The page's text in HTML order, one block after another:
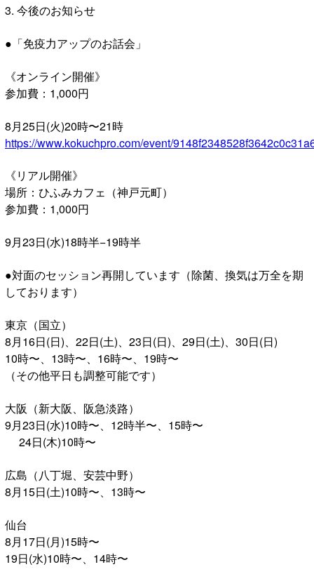
3. 今後のお知らせ
●「免疫力アップのお話会」
《オンライン開催》
参加費：1,000円
8月25日(火)20時〜21時
https://www.kokuchpro.com/event/
《リアル開催》
場所：ひふみカフェ（神戸元町）
参加費：1,000円
9月23日(水)18時半−19時半
●対面のセッション再開しています（除菌、換気は万全を期
しております）
東京（国立）
8月16日(日)、22日(土)、23日(日)、29日(土)、30日(日)
10時〜、13時〜、16時〜、19時〜
（その他平日も調整可能です）
大阪（新大阪、阪急淡路）
9月23日(水)10時〜、12時半〜、15時〜
24日(木)10時〜
広島（八丁堀、安芸中野）
8月15日(土)10時〜、13時〜
仙台
8月17日(月)15時〜
19日(水)10時〜、14時〜